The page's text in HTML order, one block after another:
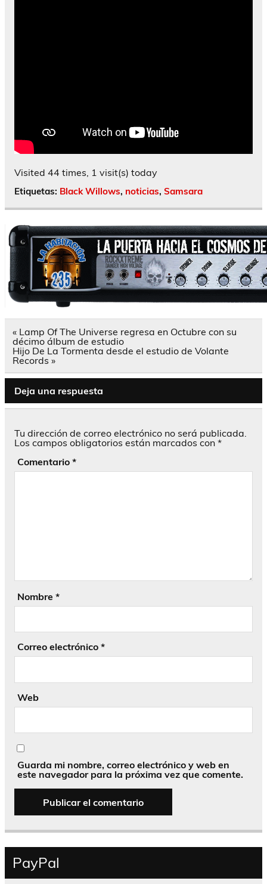
Visited 44 times, 1 visit(s) today
Etiquetas: Black Willows, noticias, Samsara
Navegación
de
entradas
« Lamp Of The Universe regresa en Octubre con su
décimo álbum de estudio
Hijo De La Tormenta desde el estudio de Volante
Records »
Deja una respuesta
Tu dirección de correo electrónico no será publicada.
Los campos obligatorios están marcados con *
Comentario *
Nombre *
Correo electrónico *
Web
Guarda mi nombre, correo electrónico y web en
este navegador para la próxima vez que comente.
PayPal